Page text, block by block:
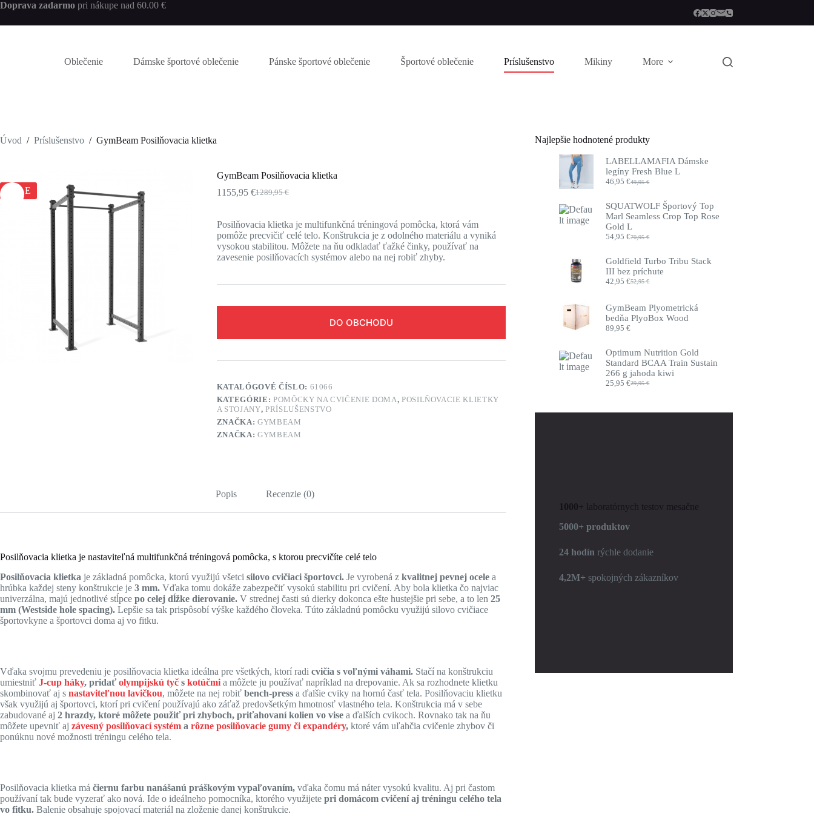
Skip
content
Doprava zadarmo pri nákupe nad 60.00 €
Oblečenie Dámske športové oblečenie Pánske športové oblečenie Športové oblečenie Príslušenstvo Mikiny More
Úvod / Príslušenstvo / GymBeam Posilňovacia klietka
SALE
GymBeam Posilňovacia klietka
1289,95€
Pôvodná
bola:
1289,95 €.
1155,95 €
Aktuálna
je:
1155,95 €.
Posilňovacia klietka je multifunkčná tréningová pomôcka, ktorá vám
pomôže precvičiť celé telo. Konštrukcia je z odolného materiálu a vyniká
vysokou stabilitou. Môžete na ňu odkladať ťažké činky, používať na
zavesenie posilňovacích systémov alebo na nej robiť zhyby.
DO OBCHODU
KATALÓGOVÉ ČÍSLO: 61066
KATEGÓRIE: POMÔCKY NA CVIČENIE DOMA, POSILŇOVACIE KLIETKY
A STOJANY,PRÍSLUŠENSTVO
ZNAČKA:GYMBEAM
ZNAČKA:GYMBEAM
Popis Recenzie (0)
Posilňovacia klietka je nastaviteľná multifunkčná tréningová pomôcka, s ktorou precvičíte celé telo
Posilňovacia klietka je základná pomôcka, ktorú využijú všetci silovo cvičiaci športovci. Je vyrobená z kvalitnej pevnej ocele a
hrúbka každej steny konštrukcie je 3 mm. Vďaka tomu dokáže zabezpečiť vysokú stabilitu pri cvičení. Aby bola klietka čo najviac
univerzálna, majú jednotlivé stĺpce po celej dĺžke dierovanie. V strednej časti sú dierky dokonca ešte hustejšie pri sebe, a to len 25
mm (Westside hole spacing). Lepšie sa tak prispôsobí výške každého človeka. Túto základnú pomôcku využijú silovo cvičiace
športovkyne a športovci doma aj vo fitku.
Vďaka svojmu prevedeniu je posilňovacia klietka ideálna pre všetkých, ktorí radi cvičia s voľnými váhami. Stačí na konštrukciu
umiestniť J-cup háky, pridať olympijskú tyč s kotúčmi a môžete ju používať napríklad na drepovanie. Ak sa rozhodnete klietku
skombinovať aj s nastaviteľnou lavičkou, môžete na nej robiť bench-press a ďalšie cviky na hornú časť tela. Posilňovaciu klietku
však využijú aj športovci, ktorí pri cvičení používajú ako záťaž predovšetkým hmotnosť vlastného tela. Konštrukcia má v sebe
zabudované aj 2 hrazdy, ktoré môžete použiť pri zhyboch, priťahovaní kolien vo vise a ďalších cvikoch. Rovnako tak na ňu
môžete upevniť aj závesný posilňovací systém a rôzne posilňovacie gumy či expandéry, ktoré vám uľahčia cvičenie zhybov či
ponúknu nové možnosti tréningu celého tela.
Posilňovacia klietka má čiernu farbu nanášanú práškovým vypaľovaním, vďaka čomu má náter vysokú kvalitu. Aj pri častom
používaní tak bude vyzerať ako nová. Ide o ideálneho pomocníka, ktorého využijete pri domácom cvičení aj tréningu celého tela
vo fitku. Balenie obsahuje spojovací materiál na zloženie danej konštrukcie.
Najlepšie hodnotené produkty
LABELLAMAFIA Dámske
legíny Fresh Blue L
49,95€
Pôvodná
bola:
49,95 €.
46,95€
Aktuálna
je:
46,95 €.
SQUATWOLF Športový Top
Marl Seamless Crop Top Rose
Gold L
70,95€
Pôvodná
bola:
70,95 €.
54,95€
Aktuálna
je:
54,95 €.
Goldfield Turbo Tribu Stack
III bez príchute
52,95€
Pôvodná
bola:
52,95 €.
42,95€
Aktuálna
je:
42,95 €.
GymBeam Plyometrická
bedňa PlyoBox Wood
89,95€
Optimum Nutrition Gold
Standard BCAA Train Sustain
266 g jahoda kiwi
29,95€
Pôvodná
25,95€
Aktuálna
1000+ laboratórnych testov mesačne
5000+ produktov
24 hodín rýchle dodanie
4,2M+ spokojných zákazníkov